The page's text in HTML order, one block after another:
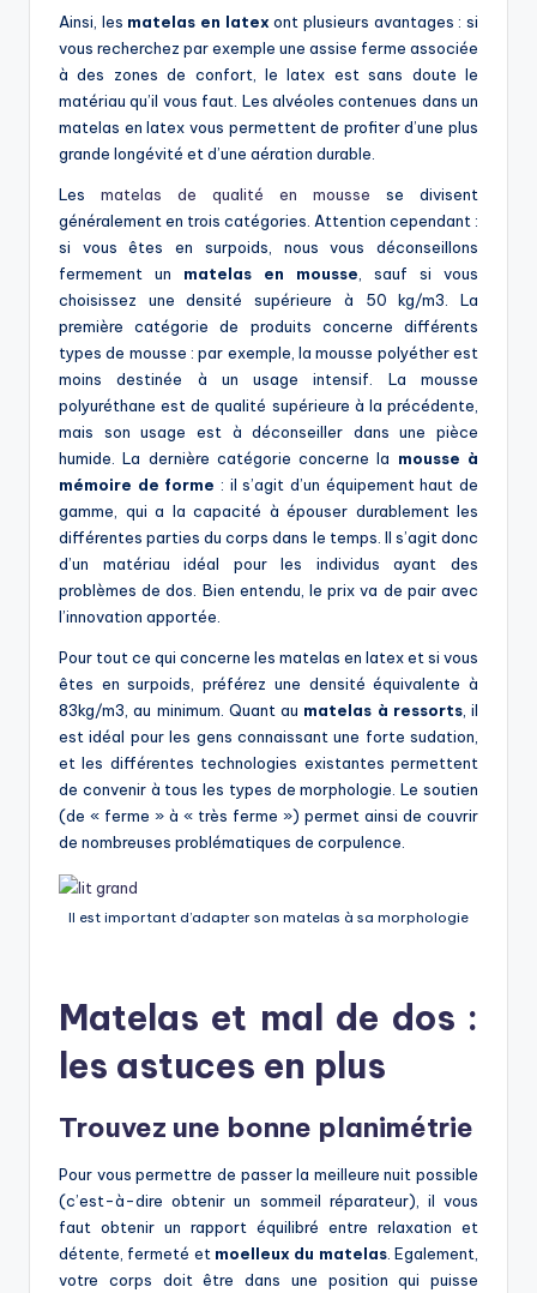
Ainsi, les matelas en latex ont plusieurs avantages : si
vous recherchez par exemple une assise ferme associée
à des zones de confort, le latex est sans doute le
matériau qu’il vous faut. Les alvéoles contenues dans un
matelas en latex vous permettent de profiter d’une plus
grande longévité et d’une aération durable.
Les matelas de qualité en mousse se divisent
généralement en trois catégories. Attention cependant :
si vous êtes en surpoids, nous vous déconseillons
fermement un matelas en mousse, sauf si vous
choisissez une densité supérieure à 50 kg/m3. La
première catégorie de produits concerne différents
types de mousse : par exemple, la mousse polyéther est
moins destinée à un usage intensif. La mousse
polyuréthane est de qualité supérieure à la précédente,
mais son usage est à déconseiller dans une pièce
humide. La dernière catégorie concerne la mousse à
mémoire de forme : il s’agit d’un équipement haut de
gamme, qui a la capacité à épouser durablement les
différentes parties du corps dans le temps. Il s’agit donc
d’un matériau idéal pour les individus ayant des
problèmes de dos. Bien entendu, le prix va de pair avec
l’innovation apportée.
Pour tout ce qui concerne les matelas en latex et si vous
êtes en surpoids, préférez une densité équivalente à
83kg/m3, au minimum. Quant au matelas à ressorts, il
est idéal pour les gens connaissant une forte sudation,
et les différentes technologies existantes permettent
de convenir à tous les types de morphologie. Le soutien
(de « ferme » à « très ferme ») permet ainsi de couvrir
de nombreuses problématiques de corpulence.
Il est important d’adapter son matelas à sa morphologie
Matelas et mal de dos :
les astuces en plus
Trouvez une bonne planimétrie
Pour vous permettre de passer la meilleure nuit possible
(c’est-à-dire obtenir un sommeil réparateur), il vous
faut obtenir un rapport équilibré entre relaxation et
détente, fermeté et moelleux du matelas. Egalement,
votre corps doit être dans une position qui puisse